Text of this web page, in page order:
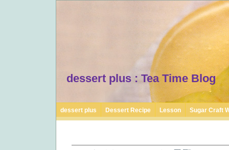
dessert plus : Tea Time Blog
dessert plus Dessert Recipe Lesson Sugar Craft